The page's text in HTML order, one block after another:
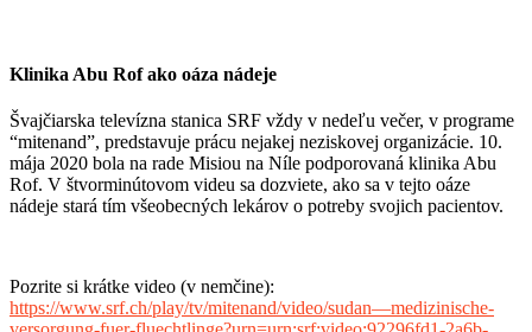
Klinika Abu Rof ako oáza nádeje
Švajčiarska televízna stanica SRF vždy v nedeľu večer, v programe
“mitenand”, predstavuje prácu nejakej neziskovej organizácie. 10.
mája 2020 bola na rade Misiou na Níle podporovaná klinika Abu
Rof. V štvorminútovom videu sa dozviete, ako sa v tejto oáze
nádeje stará tím všeobecných lekárov o potreby svojich pacientov.
Pozrite si krátke video (v nemčine):
https://www.srf.ch/play/tv/mitenand/video/sudan—medizinische-